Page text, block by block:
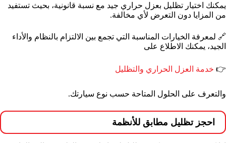
يمكنك اختيار تظليل بعزل حراري جيد مع نسبة قانونية، بحيث تستفيد
من المزايا دون التعرض لأي مخالفة.
🔗 لمعرفة الخيارات المناسبة التي تجمع بين الالتزام بالنظام والأداء
الجيد، يمكنك الاطلاع على
👉 خدمة العزل الحراري والتظليل
والتعرف على الحلول المتاحة حسب نوع سيارتك.
احجز تظليل مطابق للأنظمة